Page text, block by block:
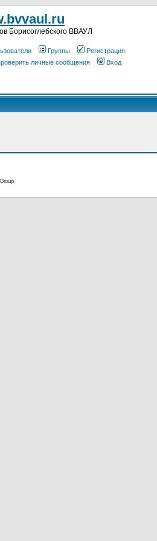
Борисоглебского ВВАУЛ
Группы
Регистрация
личные сообщения Вход